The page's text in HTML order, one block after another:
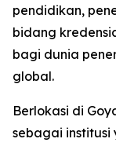
pendidikan,
bidang
bagi dunia
global.
Berlokasi di
sebagai